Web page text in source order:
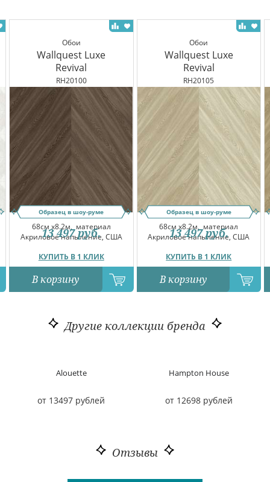
Обои
Wallquest Luxe
Revival
RH20100
Образец в шоу-руме
68см x8.2м, материал
Акриловое напыление, США
КУПИТЬ В 1 КЛИК
13 497 руб.
В корзину
Обои
Wallquest Luxe
Revival
RH20105
Образец в шоу-руме
68см x8.2м, материал
Акриловое напыление, США
КУПИТЬ В 1 КЛИК
13 497 руб.
В корзину
Другие коллекции бренда
Alouette
от 13497 рублей
Hampton House
от 12698 рублей
Отзывы